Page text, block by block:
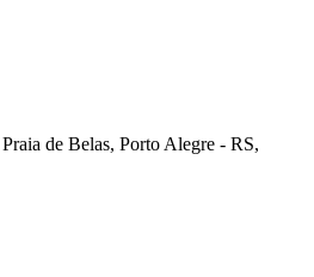
de Belas, Porto Alegre - RS,